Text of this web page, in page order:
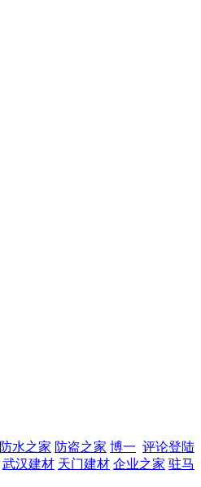
评论登陆
防水之家 防盗之家 博一
武汉建材 天门建材 企业之家 驻马